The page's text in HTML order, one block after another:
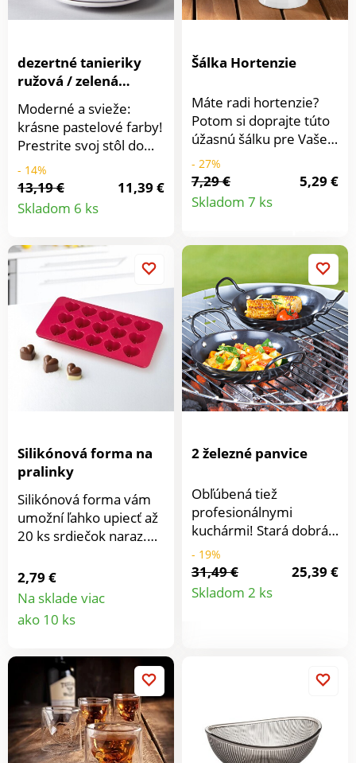
nehrdzavejúcej ocele.
Nepriepustný
Skladné. Vhodné do
umývačky riadu. Sada 3
dezertné tanieriky
ružová / zelená
Basilico
Moderné a svieže:
krásne pastelové farby!
Prestrite svoj stôl do
jemných odtieňov
zelenej a ružovej! Sú to
farby, ktoré zlepšia
náladu. Súprava 4 ks.
MAGNET 3P.
- 14%
13,19 €
11,39 €
Skladom 6 ks
Detail
Šálka Hortenzie
Máte radi hortenzie?
Potom si doprajte túto
úžasnú šálku pre Vaše
zaslúžené posedenie
pri káve. Môžete ju
získať len od nás.
- 27%
7,29 €
5,29 €
Skladom 7 ks
Detail
Silikónová forma na
pralinky
Silikónová forma vám
umožní ľahko upiecť až
20 ks srdiečok naraz.
prípravu čokoládových
alebo želatínových
dobrôt. Vďaka silikónu
sa cesto vo forme
nej vyklápa. Materiál:
silikón. Rozmery: 21,5 x
11 x 3 cm.
2,79 €
Na sklade viac
ako 10 ks
2 železné panvice
Obľúbená tiež
profesionálnymi
kuchármi! Stará dobrá
železná panvica s
kvalitným keramickým
povrchom. Ideálna na
gril, tiež napríklad na
jemný a šťavnatý.
- 19%
31,49 €
25,39 €
Skladom 2 ks
Detail